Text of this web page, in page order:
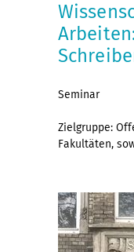
Seminar
Zielgruppe:
Fakultäten,